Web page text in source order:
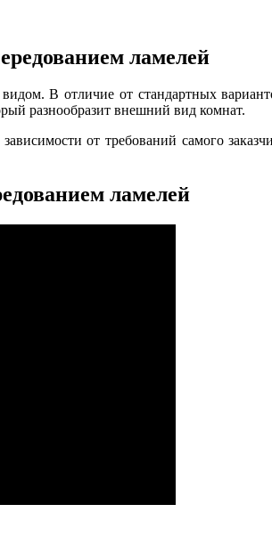
ламелей
В отличие от стандартных
разнообразит внешний вид комнат.
от требований самого
ламелей